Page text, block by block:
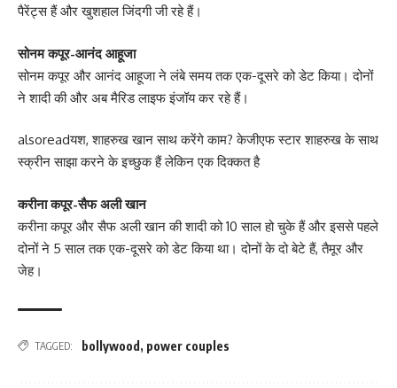
पैरेंट्स हैं और खुशहाल जिंदगी जी रहे हैं।
सोनम कपूर-आनंद आहूजा
सोनम कपूर और आनंद आहूजा ने लंबे समय तक एक-दूसरे को डेट किया। दोनों
ने शादी की और अब मैरिड लाइफ इंजॉय कर रहे हैं।
alsoreadयश, शाहरुख खान साथ करेंगे काम? केजीएफ स्टार शाहरुख के साथ
स्क्रीन साझा करने के इच्छुक हैं लेकिन एक दिक्कत है
करीना कपूर-सैफ अली खान
करीना कपूर और सैफ अली खान की शादी को 10 साल हो चुके हैं और इससे पहले
दोनों ने 5 साल तक एक-दूसरे को डेट किया था। दोनों के दो बेटे हैं, तैमूर और
जेह।
TAGGED: bollywood , power couples